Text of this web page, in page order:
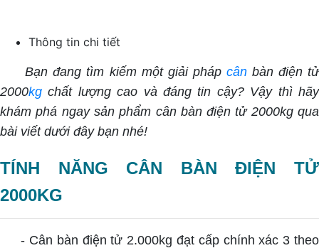
Thông tin chi tiết
Bạn đang tìm kiếm một giải pháp cânbàn điện tử
2000kg chất lượng cao và đáng tin cậy? Vậy thì hãy
khám phá ngay sản phẩm cân bàn điện tử 2000kg qua
bài viết dưới đây bạn nhé!
TÍNH NĂNG CÂN BÀN ĐIỆN TỬ
2000KG
- Cân bàn điện tử 2.000kg đạt cấp chính xác 3 theo